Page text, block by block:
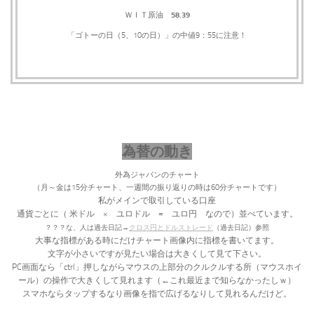
ＷＩＴ原油 58.39
「ゴトーの日（5、10の日）」の中値9：55に注意！
為替の動き
外為ジャパンのチャート
（月～金は15分チャート、一週間の振り返りの時は60分チャートです）
私がメインで取引している口座
通貨ごとに（ 米ドル × ユロドル = ユロ円 なので）並べています。
？？？な、人は過去日記→ クロス円とドルストレード （過去日記）参照
大事な指標がある時にだけチャート画像内に指標を書いてます。
文字が小さいですが見たい場合は大きくして見て下さい。
PC画面なら「ctrl」押しながらマウスの上部分のクルクルする所（マウスホイ
ール）の操作で大きくして見れます（←これ最近まで知らなかったしｗ）
スマホならタップするなり画像を指で広げるなりして見れるんだけど。